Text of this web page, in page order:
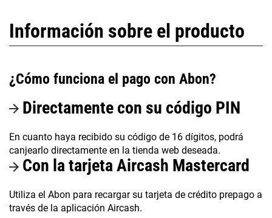
Información sobre el producto
¿Cómo funciona el pago con Abon?
Directamente con su código PIN
En cuanto haya recibido su código de 16 dígitos, podrá
canjearlo directamente en la tienda web deseada.
Con la tarjeta Aircash Mastercard
Utiliza el Abon para recargar su tarjeta de crédito prepago a
través de la aplicación Aircash.